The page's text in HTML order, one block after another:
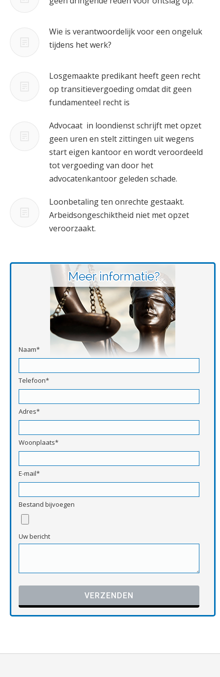
Wie is verantwoordelijk voor een ongeluk
tijdens het werk?
Losgemaakte predikant heeft geen recht
op transitievergoeding omdat dit geen
fundamenteel recht is
Advocaat in loondienst schrijft met opzet
geen uren en stelt zittingen uit wegens
start eigen kantoor en wordt veroordeeld
tot vergoeding van door het
advocatenkantoor geleden schade.
Loonbetaling ten onrechte gestaakt.
Arbeidsongeschiktheid niet met opzet
veroorzaakt.
Naam*
Telefoon*
Adres*
Woonplaats*
E-mail*
Bestand bijvoegen
Uw bericht
Gelieve dit veld leeg te laten.